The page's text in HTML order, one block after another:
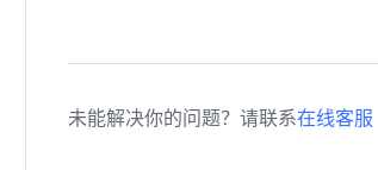
未能解决你的问题？请联系在线客服